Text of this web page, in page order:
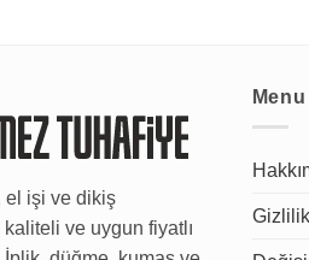
el işi ve dikiş
ve uygun fiyatlı
Menu